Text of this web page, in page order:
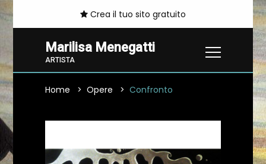
Crea il tuo sito gratuito
Marilisa Menegatti
ARTISTA
Home Opere Confronto